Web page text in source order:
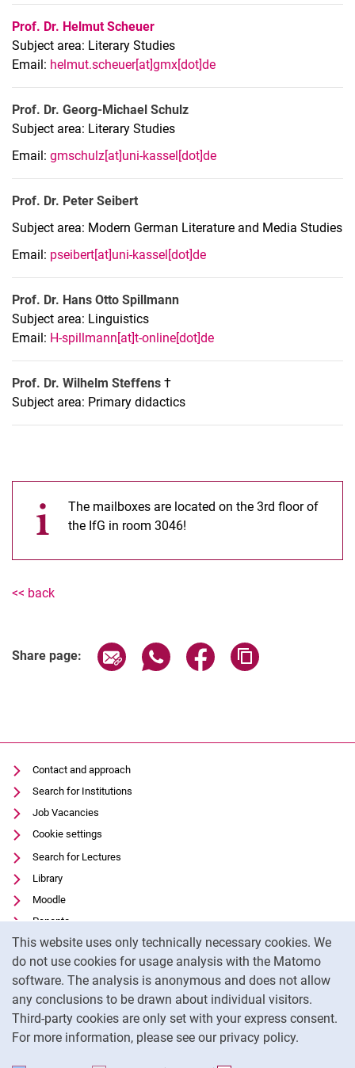
This website uses only technically necessary cookies. We
do not use cookies for usage analysis with the Matomo
software. The analysis is anonymous and does not allow
any conclusions to be drawn about individual visitors.
Third-party cookies are only set with your express consent.
For more information, please see our privacy policy.
Prof. Dr. Helmut Scheuer
Subject area: Literary Studies
Email: helmut.scheuer[at]gmx[dot]de
Prof. Dr. Georg-Michael Schulz
Subject area: Literary Studies
Email: gmschulz[at]uni-kassel[dot]de
Prof. Dr. Peter Seibert
Subject area: Modern German Literature and Media Studies
Email: pseibert[at]uni-kassel[dot]de
Prof. Dr. Hans Otto Spillmann
Subject area: Linguistics
Email: H-spillmann[at]t-online[dot]de
Prof. Dr. Wilhelm Steffens †
Subject area: Primary didactics
The mailboxes are located on the 3rd floor of
the IfG in room 3046!
<< back
Share page: Share page via email
Share page via WhatsApp
Share page via
Contact and approach
Search for Institutions
Job Vacancies
Cookie settings
Search for Lectures
Library
Moodle
Panopto
Data privacy
Accessibility
Transparent Use of AI